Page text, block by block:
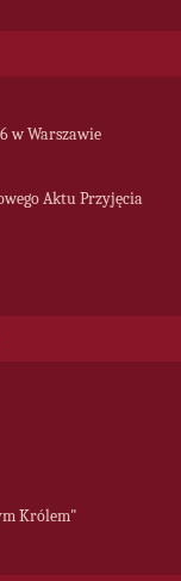
w Warszawie
Aktu Przyjęcia
Królem"